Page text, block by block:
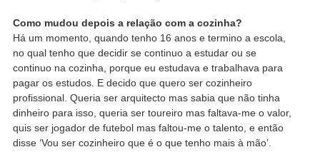
Como mudou depois a relação com a cozinha?
Há um momento, quando tenho 16 anos e termino a escola,
no qual tenho que decidir se continuo a estudar ou se
continuo na cozinha, porque eu estudava e trabalhava para
pagar os estudos. E decido que quero ser cozinheiro
profissional. Queria ser arquitecto mas sabia que não tinha
dinheiro para isso, queria ser toureiro mas faltava-me o valor,
quis ser jogador de futebol mas faltou-me o talento, e então
disse ‘Vou ser cozinheiro que é o que tenho mais à mão’.